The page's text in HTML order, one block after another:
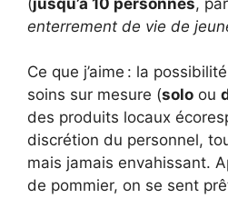
enterrement de vie de
Ce que j’aime : la
soins sur mesure (solo ou
des produits locaux
discrétion du personnel,
mais jamais envahissant.
de pommier, on se sent